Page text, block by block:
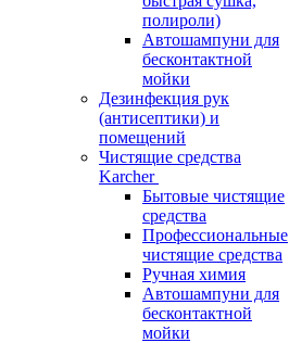
полироли)
Автошампуни для
бесконтактной
мойки
Дезинфекция рук
(антисептики) и
помещений
Чистящие средства
Karcher
Бытовые чистящие
средства
Профессиональные
чистящие средства
Ручная химия
Автошампуни для
бесконтактной
мойки